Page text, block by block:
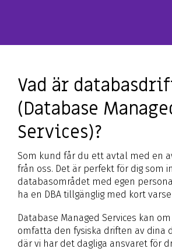
Vad är
(Database
Services)?
Som kund får du ett avtal med en
från oss. Det är perfekt för dig som
databasområdet med egen
ha en DBA tillgänglig med kort
Database Managed Services kan
omfatta den fysiska driften av dina
där vi har det dagliga ansvaret för